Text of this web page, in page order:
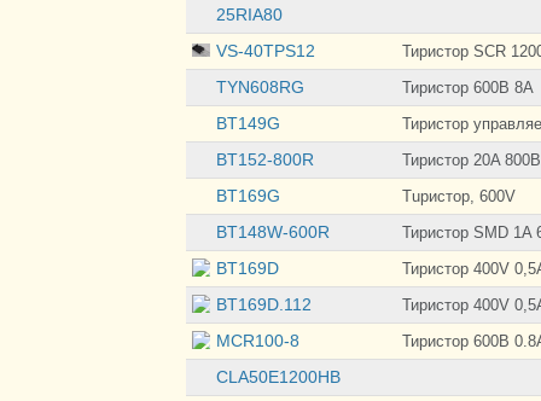
25RIA80
VS-40TPS12
Тиристор SCR
TYN608RG Тиристор 600В 8А
BT149G Тиристор
BT152-800R Тиристор 20A 800В
BT169G Тuристор, 600V
BT148W-600R Тиристор SMD 1A
BT169D Тиристор 400V
BT169D.112 Тиристор 400V
MCR100-8 Тиристор 600В
CLA50E1200HB